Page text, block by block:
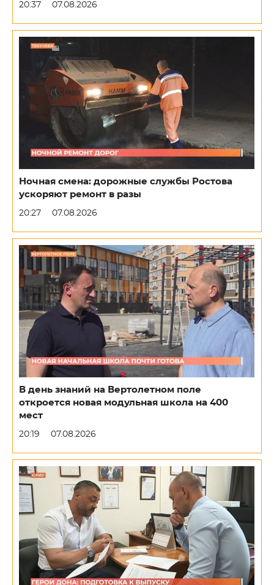
20:37 07.08.2026
Ночная смена: дорожные службы Ростова
ускоряют ремонт в разы
20:27 07.08.2026
В день знаний на Вертолетном поле
откроется новая модульная школа на 400
мест
20:19 07.08.2026